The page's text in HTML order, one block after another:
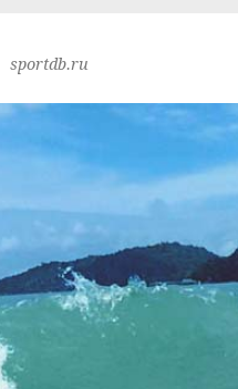
sportdb.ru